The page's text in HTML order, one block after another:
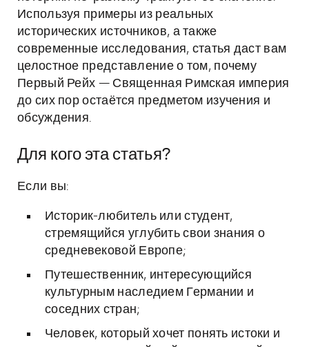
Используя примеры из реальных
исторических источников, а также
современные исследования, статья даст вам
целостное представление о том, почему
Первый Рейх — Священная Римская империя
до сих пор остаётся предметом изучения и
обсуждения.
Для кого эта статья?
Если вы:
Историк-любитель или студент,
стремящийся углубить свои знания о
средневековой Европе;
Путешественник, интересующийся
культурным наследием Германии и
соседних стран;
Человек, который хочет понять истоки и